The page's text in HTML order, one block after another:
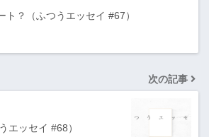
ト？（ふつうエッセイ #67）
次の記事
エッセイ #68）